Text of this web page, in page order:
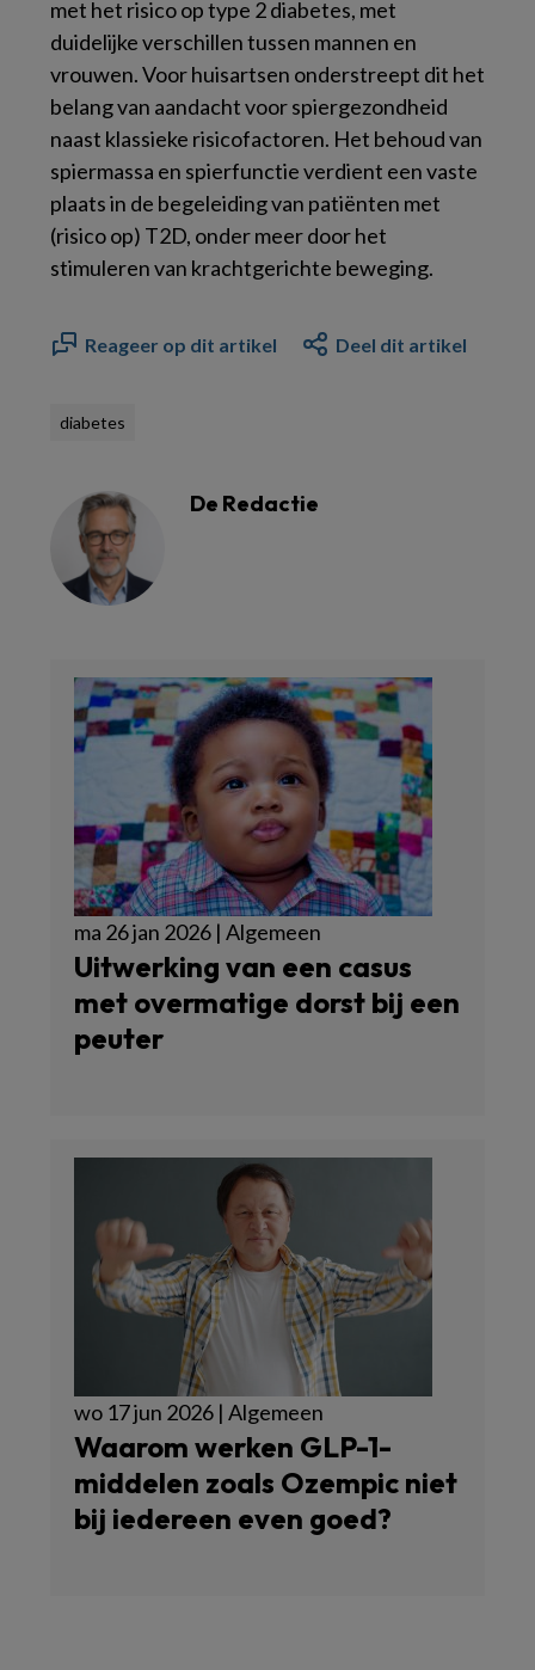
met het risico op type 2 diabetes, met
duidelijke verschillen tussen mannen en
vrouwen. Voor huisartsen onderstreept dit het
belang van aandacht voor spiergezondheid
naast klassieke risicofactoren. Het behoud van
spiermassa en spierfunctie verdient een vaste
plaats in de begeleiding van patiënten met
(risico op) T2D, onder meer door het
stimuleren van krachtgerichte beweging.
Reageer op dit artikel Deel dit artikel
diabetes
De Redactie
ma 26 jan 2026 | Algemeen
Uitwerking van een casus
met overmatige dorst bij een
peuter
wo 17 jun 2026 | Algemeen
Waarom werken GLP-1-
middelen zoals Ozempic niet
bij iedereen even goed?